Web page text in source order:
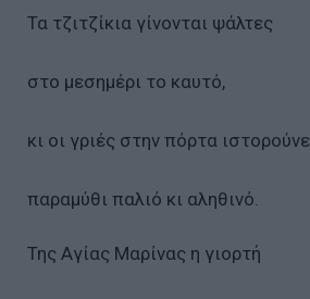
Τα τζιτζίκια γίνονται ψάλτες
στο μεσημέρι το καυτό,
κι οι γριές στην πόρτα ιστορούνε
παραμύθι παλιό κι αληθινό.
Της Αγίας Μαρίνας η γιορτή